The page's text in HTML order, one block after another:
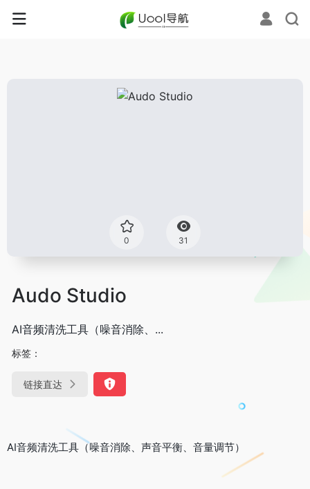
0 31
Audo Studio
AI音频清洗工具（噪音消除、...
标签：
链接直达
AI音频清洗工具（噪音消除、声音平衡、音量调节）